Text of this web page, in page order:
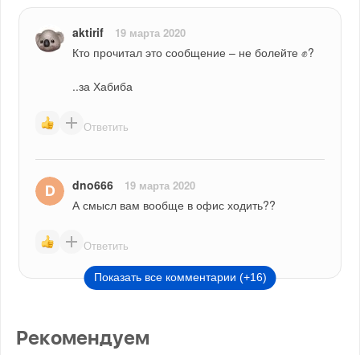
aktirif 19 марта 2020
Кто прочитал это сообщение – не болейте ✊?
..за Хабиба
Ответить
dno666 19 марта 2020
А смысл вам вообще в офис ходить??
Ответить
Показать все комментарии (+16)
Рекомендуем